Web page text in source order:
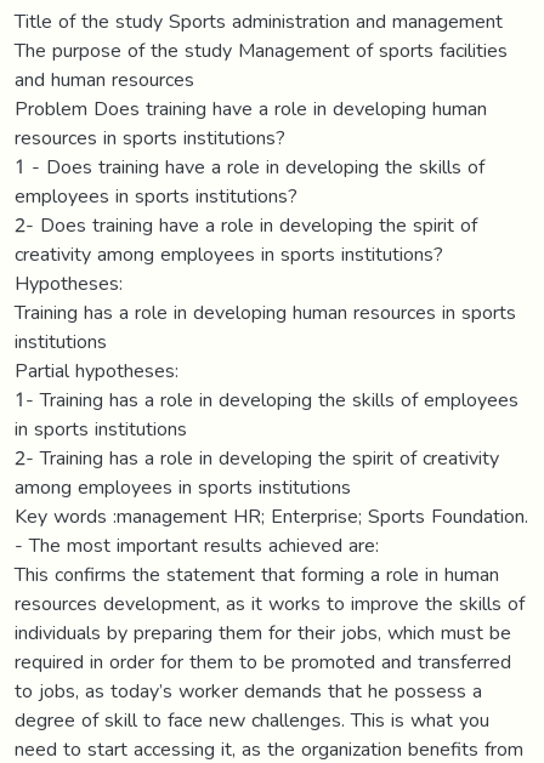
Title of the study Sports administration and management
The purpose of the study Management of sports facilities
and human resources
Problem Does training have a role in developing human
resources in sports institutions?
1 - Does training have a role in developing the skills of
employees in sports institutions?
2- Does training have a role in developing the spirit of
creativity among employees in sports institutions?
Hypotheses:
Training has a role in developing human resources in sports
institutions
Partial hypotheses:
1- Training has a role in developing the skills of employees
in sports institutions
2- Training has a role in developing the spirit of creativity
among employees in sports institutions
Key words :management HR; Enterprise; Sports Foundation.
- The most important results achieved are:
This confirms the statement that forming a role in human
resources development, as it works to improve the skills of
individuals by preparing them for their jobs, which must be
required in order for them to be promoted and transferred
to jobs, as today’s worker demands that he possess a
degree of skill to face new challenges. This is what you
need to start accessing it, as the organization benefits from